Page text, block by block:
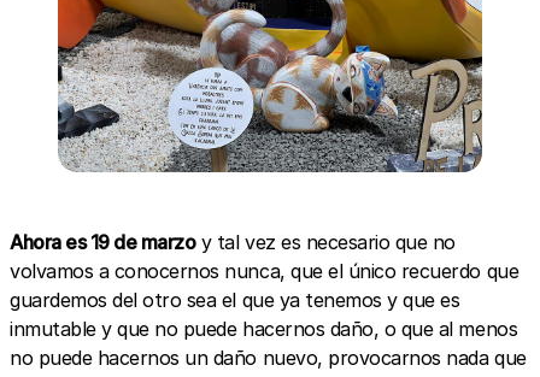
Ahora es 19 de marzoy tal vez es necesario que no
volvamos a conocernos nunca, que el único recuerdo que
guardemos del otro sea el que ya tenemos y que es
inmutable y que no puede hacernos daño, o que al menos
no puede hacernos un daño nuevo, provocarnos nada que